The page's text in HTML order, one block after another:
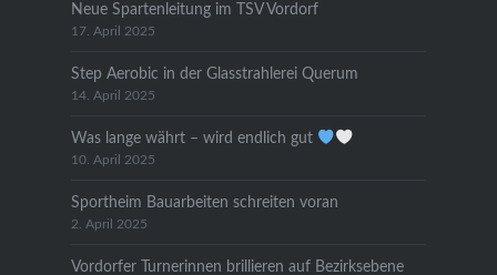
Neue Spartenleitung im TSV Vordorf
17. April 2025
Step Aerobic in der Glasstrahlerei Querum
14. April 2025
Was lange währt – wird endlich gut
10. April 2025
Sportheim Bauarbeiten schreiten voran
2. April 2025
Vordorfer Turnerinnen brillieren auf Bezirksebene